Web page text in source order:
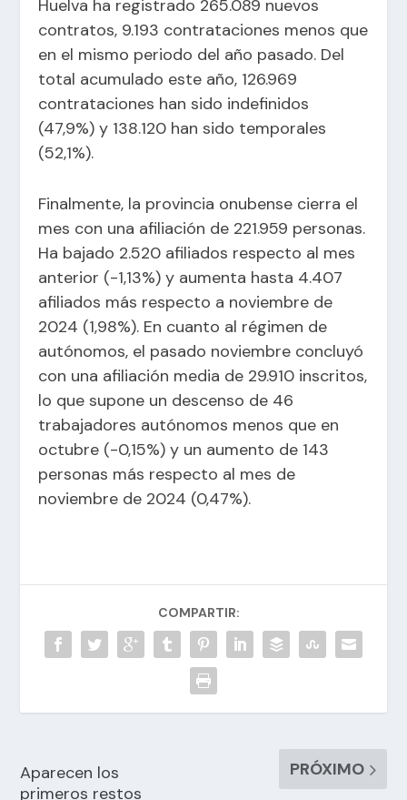
Huelva ha registrado 265.089 nuevos
contratos, 9.193 contrataciones menos que
en el mismo periodo del año pasado. Del
total acumulado este año, 126.969
contrataciones han sido indefinidos
(47,9%) y 138.120 han sido temporales
(52,1%).
Finalmente, la provincia onubense cierra el
mes con una afiliación de 221.959 personas.
Ha bajado 2.520 afiliados respecto al mes
anterior (-1,13%) y aumenta hasta 4.407
afiliados más respecto a noviembre de
2024 (1,98%). En cuanto al régimen de
autónomos, el pasado noviembre concluyó
con una afiliación media de 29.910 inscritos,
lo que supone un descenso de 46
trabajadores autónomos menos que en
octubre (-0,15%) y un aumento de 143
personas más respecto al mes de
noviembre de 2024 (0,47%).
COMPARTIR:
Aparecen los
primeros restos
PRÓXIMO